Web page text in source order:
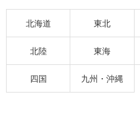
北海道 東北
北陸 東海
四国 九州・沖縄